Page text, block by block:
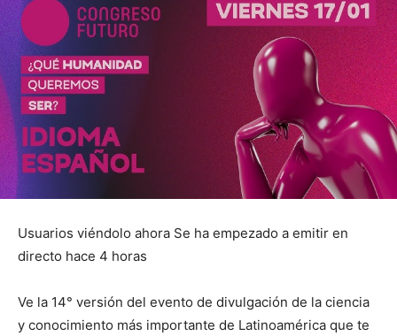
Usuarios viéndolo ahora Se ha empezado a emitir en
directo hace 4 horas
Ve la 14° versión del evento de divulgación de la ciencia
y conocimiento más importante de Latinoamérica que te